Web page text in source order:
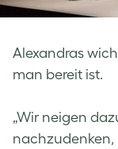
Alexandras
man bereit ist.
„Wir neigen
nachzudenken,